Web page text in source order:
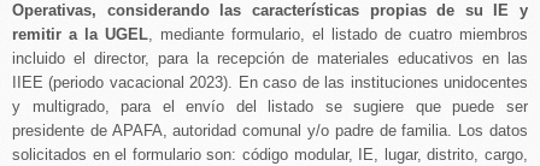
Operativas, considerando las características propias de su IE y
remitir a la UGEL, mediante formulario, el listado de cuatro miembros
incluido el director, para la recepción de materiales educativos en las
IIEE (periodo vacacional 2023). En caso de las instituciones unidocentes
y multigrado, para el envío del listado se sugiere que puede ser
presidente de APAFA, autoridad comunal y/o padre de familia. Los datos
solicitados en el formulario son: código modular, IE, lugar, distrito, cargo,